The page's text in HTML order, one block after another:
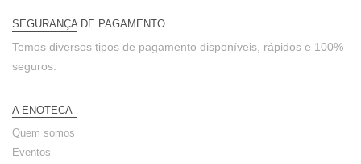
SEGURANÇA DE PAGAMENTO
Temos diversos tipos de pagamento disponíveis, rápidos e 100%
seguros.
A ENOTECA
Quem somos
Eventos